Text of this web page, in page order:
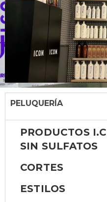
PELUQUERÍA
PRODUCTOS
SIN SULFATOS
CORTES
ESTILOS